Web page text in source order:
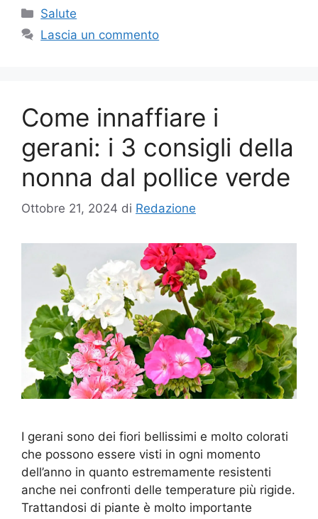
Categorie
Salute
Lascia un commento
Come innaffiare i
gerani: i 3 consigli della
nonna dal pollice verde
Ottobre 21, 2024 di Redazione
I gerani sono dei fiori bellissimi e molto colorati
che possono essere visti in ogni momento
dell’anno in quanto estremamente resistenti
anche nei confronti delle temperature più rigide.
Trattandosi di piante è molto importante